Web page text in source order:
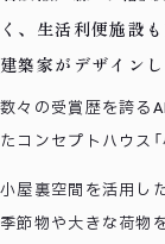
く、生活利便施設
建築家がデザイン
数々の受賞歴を誇る
たコンセプトハウス
小屋裏空間を活用し
季節物や大きな荷物